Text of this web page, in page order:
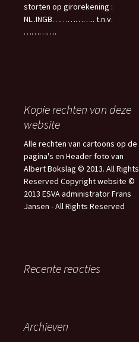
storten op girorekening :
NL..INGB…………….. t.n.v.
………….
Kopie rechten van deze
website
Alle rechten van cartoons op de
pagina's en Header foto van
Albert Bokslag © 2013. All Rights
Reserved Copyright website ©
2013 ESVA administrator Frans
Jansen - All Rights Reserved
Recente reacties
Archieven